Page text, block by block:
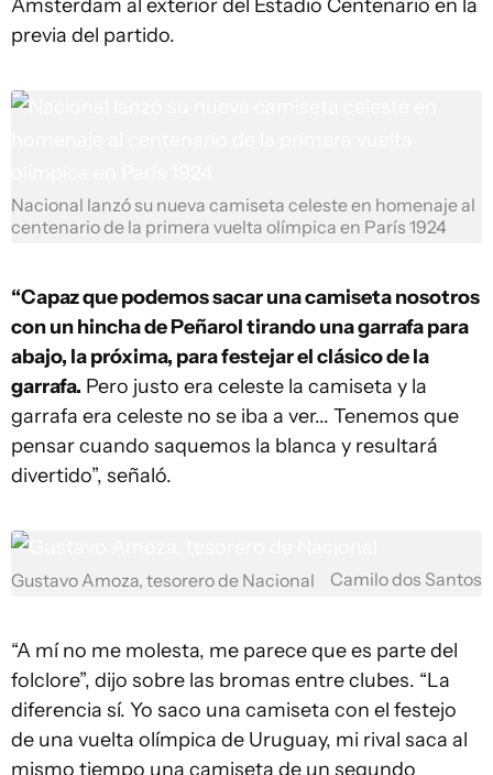
Ámsterdam al exterior del Estadio Centenario en la
previa del partido.
Nacional lanzó su nueva camiseta celeste en homenaje al
centenario de la primera vuelta olímpica en París 1924
“Capaz que podemos sacar una camiseta nosotros
con un hincha de Peñarol tirando una garrafa para
abajo, la próxima, para festejar el clásico de la
garrafa. Pero justo era celeste la camiseta y la
garrafa era celeste no se iba a ver... Tenemos que
pensar cuando saquemos la blanca y resultará
divertido”, señaló.
Gustavo Amoza, tesorero de Nacional Camilo dos Santos
“A mí no me molesta, me parece que es parte del
folclore”, dijo sobre las bromas entre clubes. “La
diferencia sí. Yo saco una camiseta con el festejo
de una vuelta olímpica de Uruguay, mi rival saca al
mismo tiempo una camiseta de un segundo